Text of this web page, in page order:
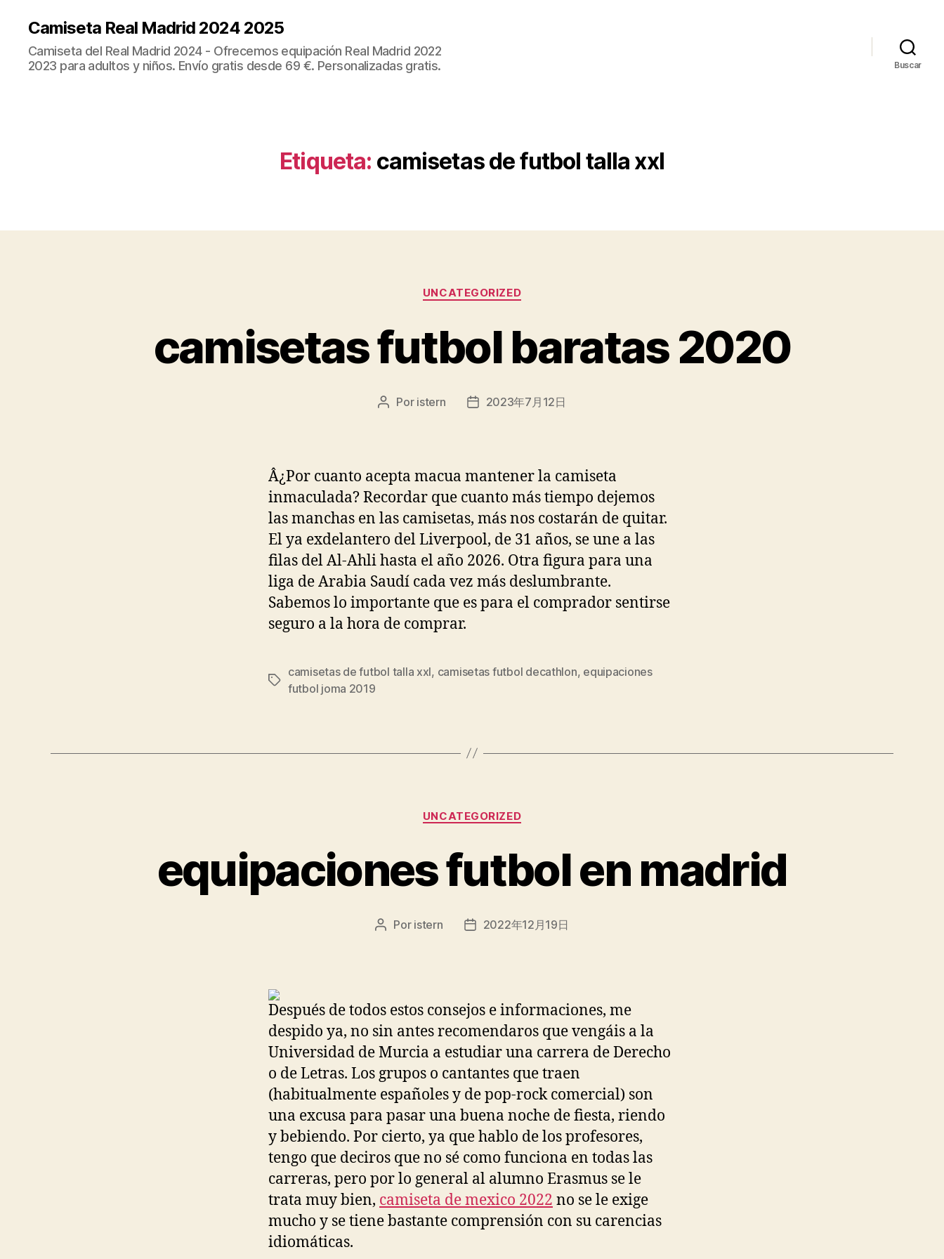
Camiseta Real Madrid 2024 2025
Camiseta del Real Madrid 2024 - Ofrecemos equipación Real Madrid 2022
2023 para adultos y niños. Envío gratis desde 69 €. Personalizadas gratis.
Buscar
Etiqueta: camisetas de futbol talla xxl
Categorías
UNCATEGORIZED
camisetas futbol baratas 2020
Autor
Por istern
Fecha2023年7月12日
Â¿Por cuanto acepta macua mantener la camiseta
inmaculada? Recordar que cuanto más tiempo dejemos
las manchas en las camisetas, más nos costarán de quitar.
El ya exdelantero del Liverpool, de 31 años, se une a las
filas del Al-Ahli hasta el año 2026. Otra figura para una
liga de Arabia Saudí cada vez más deslumbrante.
Sabemos lo importante que es para el comprador sentirse
seguro a la hora de comprar.
Etiquetas
camisetas de futbol talla xxl, camisetas futbol decathlon, equipaciones
futbol joma 2019
Categorías
UNCATEGORIZED
equipaciones futbol en madrid
Autor
Por istern
Fecha2022年12月19日
Después de todos estos consejos e informaciones, me
despido ya, no sin antes recomendaros que vengáis a la
Universidad de Murcia a estudiar una carrera de Derecho
o de Letras. Los grupos o cantantes que traen
(habitualmente españoles y de pop-rock comercial) son
una excusa para pasar una buena noche de fiesta, riendo
y bebiendo. Por cierto, ya que hablo de los profesores,
tengo que deciros que no sé como funciona en todas las
carreras, pero por lo general al alumno Erasmus se le
trata muy bien, camiseta de mexico 2022 no se le exige
mucho y se tiene bastante comprensión con su carencias
idiomáticas.